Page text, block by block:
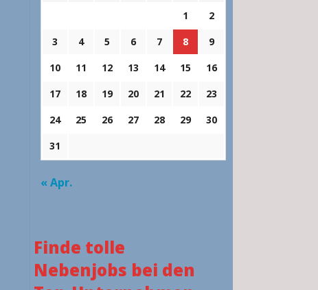
1
2
3
4 5 6 7 8
9
10
11 12 13 14 15
16
17
18 19 20 21 22
23
24
25 26 27 28 29
30
31
« Apr.
Finde tolle
Nebenjobs bei den